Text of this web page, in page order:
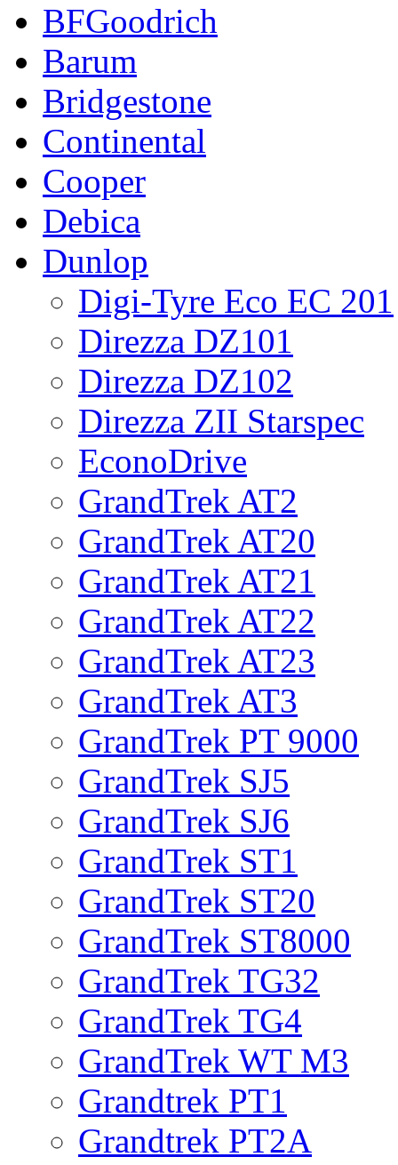
BFGoodrich
Barum
Bridgestone
Continental
Cooper
Debica
Dunlop
Digi-Tyre Eco EC 201
Direzza DZ101
Direzza DZ102
Direzza ZII Starspec
EconoDrive
GrandTrek AT2
GrandTrek AT20
GrandTrek AT21
GrandTrek AT22
GrandTrek AT23
GrandTrek AT3
GrandTrek PT 9000
GrandTrek SJ5
GrandTrek SJ6
GrandTrek ST1
GrandTrek ST20
GrandTrek ST8000
GrandTrek TG32
GrandTrek TG4
GrandTrek WT M3
Grandtrek PT1
Grandtrek PT2A